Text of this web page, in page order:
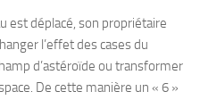
est déplacé, son propriétaire
l’effet des cases du
d’astéroïde ou transformer
De cette manière un « 6 »